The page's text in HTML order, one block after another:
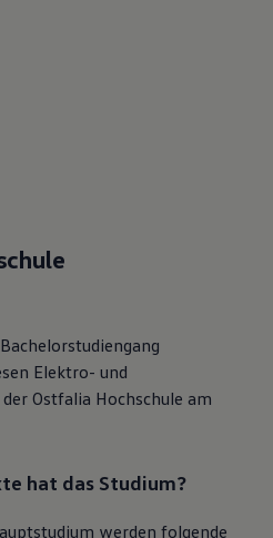
Elektro- und
Ostfalia Hochschule am
hat das Studium?
werden folgende